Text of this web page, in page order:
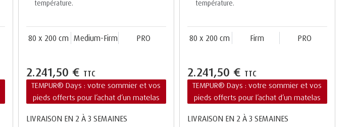
température.
80 x 200 cm Medium-Firm PRO
2.241,50 € TTC
TEMPUR® Days : votre sommier et vos
pieds offerts pour l’achat d’un matelas
LIVRAISON EN 2 À 3 SEMAINES
température.
80 x 200 cm Firm PRO
2.241,50 € TTC
TEMPUR® Days : votre sommier et vos
pieds offerts pour l’achat d’un matelas
LIVRAISON EN 2 À 3 SEMAINES